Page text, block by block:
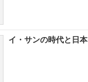
イ・サンの時代と日本